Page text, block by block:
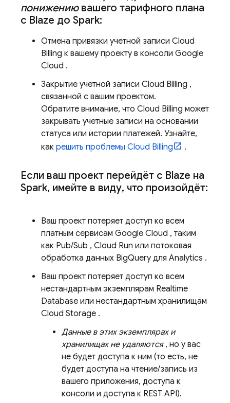
понижениювашего тарифного плана
с Blaze до Spark:
Отмена привязки учетной записи Cloud
Billing к вашему проекту в консоли Google
Cloud .
Закрытие учетной записи Cloud Billing ,
связанной с вашим проектом.
Обратите внимание, что Cloud Billing может
закрывать учетные записи на основании
статуса или истории платежей. Узнайте,
как решить проблемы Cloud Billing .
Если ваш проект перейдёт с Blaze на
Spark, имейте в виду, что произойдёт:
Ваш проект потеряет доступ ко всем
платным сервисам Google Cloud , таким
как Pub/Sub , Cloud Run или потоковая
обработка данных BigQuery для Analytics .
Ваш проект потеряет доступ ко всем
нестандартным экземплярам Realtime
Database или нестандартным хранилищам
Cloud Storage .
Данные в этих экземплярах и
хранилищах не удаляются, но у вас
не будет доступа к ним (то есть, не
будет доступа на чтение/запись из
вашего приложения, доступа к
консоли и доступа к REST API).